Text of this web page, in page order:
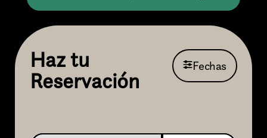
Haz tu
Reservación
Fechas